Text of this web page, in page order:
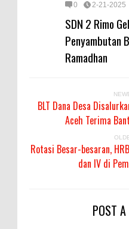
0 2-21-2025
SDN 2 Rimo
Penyambutan
Ramadhan
BLT Dana Desa
Aceh Terima
Rotasi Besar-besaran,
dan IV di
POST